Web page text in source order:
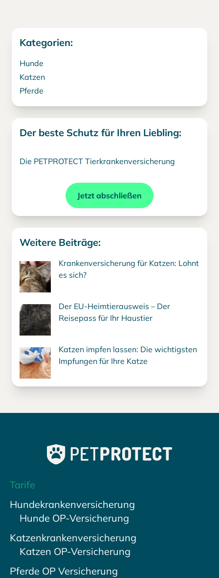
Kategorien:
Hunde
Katzen
Pferde
Der beste Schutz für Ihren Liebling:
Die PETPROTECT Tierkrankenversicherung
Jetzt abschließen
Weitere Beiträge:
Krankenversicherung für Katzen: Lohnt
es sich?
Der EU-Heimtierausweis – Der
Reisepass für Ihr Haustier
Katzen impfen lassen: Die wichtigsten
Impfungen für Ihre Katze
Tarife
Hundekrankenversicherung
Hunde OP-Versicherung
Katzenkrankenversicherung
Katzen OP-Versicherung
Pferde OP Versicherung